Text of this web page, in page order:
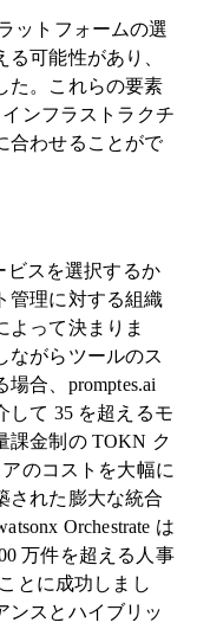
ットフォームの選
可能性があり、
た。これらの要素
ンフラストラクチ
合わせることがで
ビスを選択するか
管理に対する組織
よって決まりま
ながらツールのス
合、promptes.ai
して 35 を超えるモ
課金制の TOKN ク
のコストを大幅に
された膨大な統合
Orchestrate は
万件を超える人事
とに成功しまし
ンスとハイブリッ